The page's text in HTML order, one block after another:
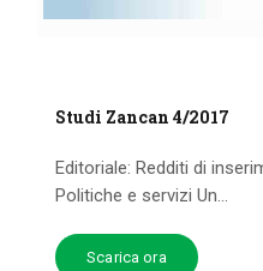
Studi Zancan 4/2017
Editoriale: Redditi di
Politiche e servizi Un...
Scarica ora